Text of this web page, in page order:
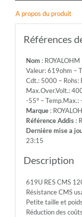
A propos du produit
Références
Nom:
Valeur: 619ohm –
Cdt.: 5000 – Rohs:
Max.Over.Volt.:
-55° – Temp.Max.:
Marque:
Référence Addis:
Dernière mise a
23:15
Description
619U RES CMS
Résistance CMS
Petite taille et
Réduction des